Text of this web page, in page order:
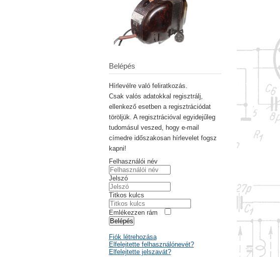
Belépés
Hírlevélre való feliratkozás.
Csak valós adatokkal regisztrálj,
ellenkező esetben a regisztrációdat
töröljük. A regisztrációval egyidejűleg
tudomásul veszed, hogy e-mail
címedre időszakosan hírlevelet fogsz
kapni!
Felhasználói név
Jelszó
Titkos kulcs
Emlékezzen rám
Belépés
Fiók létrehozása
Elfelejtette felhasználónevét?
Elfelejtette jelszavát?